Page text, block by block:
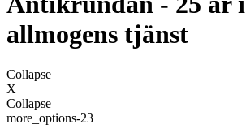
allmogens tjänst
Collapse
X
Collapse
more_options-23